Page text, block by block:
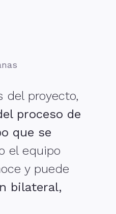
del proyecto,
proceso de
que se
el equipo
y puede
bilateral,